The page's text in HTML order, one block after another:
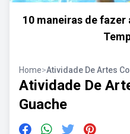
10 maneiras de
Home>Atividade De Artes
Atividade De
Guache